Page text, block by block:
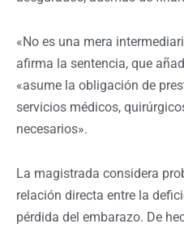
«No es una mera
afirma la sentencia, que
«asume la obligación de
servicios médicos,
necesarios».
La magistrada considera
relación directa entre la
pérdida del embarazo. De